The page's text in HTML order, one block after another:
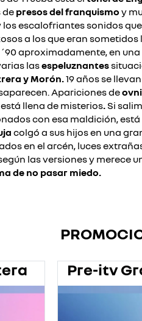
de presos del franquismo y
escalofriantes sonidos
a los que eran
aproximadamente, en
lasespeluznantes
y Morón.19 años se
Apariciones de
está llena de misterios. Si
con esa maldición, está
colgó a sus hijos en una
en el arcén, luces
las versiones y merece
de no pasar miedo.
Pre-itv